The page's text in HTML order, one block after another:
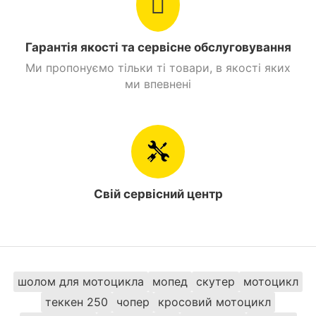
Є
Задній багажник Є
5 л.
Є
Квадроцикли 200 куб. см. Дорослі
Квадроцикли Дорослі Бензин
Гарантія якості та сервісне обслуговування
Ми пропонуємо тільки ті товари, в якості яких
ми впевнені
Свій сервісний центр
шолом для мотоцикла мопед скутер
мотоцикл
теккен 250
чопер
кросовий мотоцикл